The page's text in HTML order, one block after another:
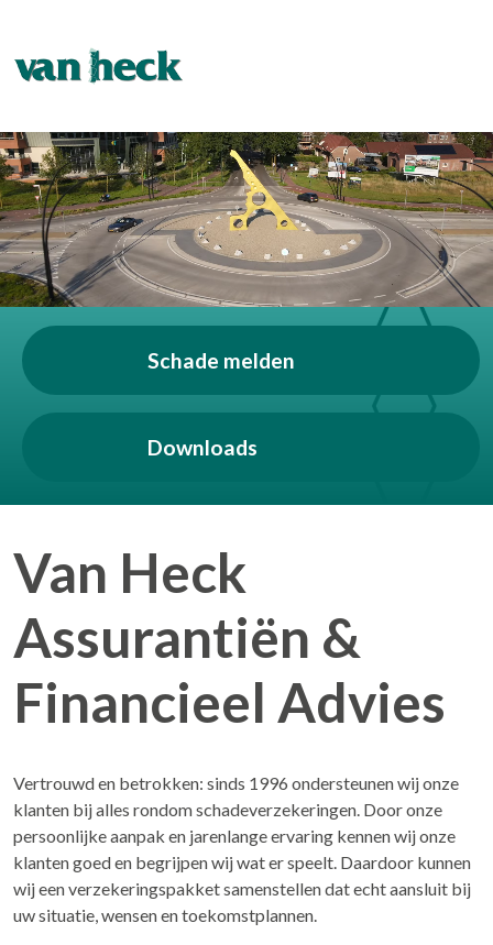
Schade melden
Downloads
Van Heck
Assurantiën &
Financieel Advies
Vertrouwd en betrokken: sinds 1996 ondersteunen wij onze
klanten bij alles rondom schadeverzekeringen. Door onze
persoonlijke aanpak en jarenlange ervaring kennen wij onze
klanten goed en begrijpen wij wat er speelt. Daardoor kunnen
wij een verzekeringspakket samenstellen dat echt aansluit bij
uw situatie, wensen en toekomstplannen.